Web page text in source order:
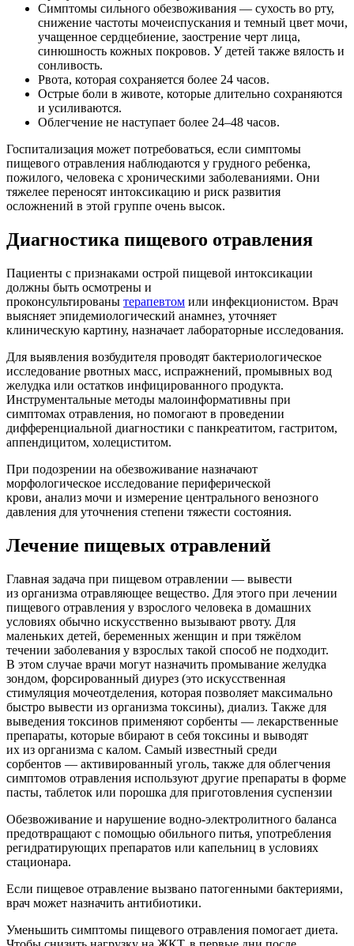
Симптомы сильного обезвоживания — сухость во рту,
снижение частоты мочеиспускания и темный цвет мочи,
учащенное сердцебиение, заострение черт лица,
синюшность кожных покровов. У детей также вялость и
сонливость.
Рвота, которая сохраняется более 24 часов.
Острые боли в животе, которые длительно сохраняются
и усиливаются.
Облегчение не наступает более 24–48 часов.
Госпитализация может потребоваться, если симптомы
пищевого отравления наблюдаются у грудного ребенка,
пожилого, человека с хроническими заболеваниями. Они
тяжелее переносят интоксикацию и риск развития
осложнений в этой группе очень высок.
Диагностика пищевого отравления
Пациенты с признаками острой пищевой интоксикации
должны быть осмотрены и
проконсультированы терапевтом или инфекционистом. Врач
выясняет эпидемиологический анамнез, уточняет
клиническую картину, назначает лабораторные исследования.
Для выявления возбудителя проводят бактериологическое
исследование рвотных масс, испражнений, промывных вод
желудка или остатков инфицированного продукта.
Инструментальные методы малоинформативны при
симптомах отравления, но помогают в проведении
дифференциальной диагностики с панкреатитом, гастритом,
аппендицитом, холециститом.
При подозрении на обезвоживание назначают
морфологическое исследование периферической
крови, анализ мочи и измерение центрального венозного
давления для уточнения степени тяжести состояния.
Лечение пищевых отравлений
Главная задача при пищевом отравлении — вывести
из организма отравляющее вещество. Для этого при лечении
пищевого отравления у взрослого человека в домашних
условиях обычно искусственно вызывают рвоту. Для
маленьких детей, беременных женщин и при тяжёлом
течении заболевания у взрослых такой способ не подходит.
В этом случае врачи могут назначить промывание желудка
зондом, форсированный диурез (это искусственная
стимуляция мочеотделения, которая позволяет максимально
быстро вывести из организма токсины), диализ. Также для
выведения токсинов применяют сорбенты — лекарственные
препараты, которые вбирают в себя токсины и выводят
их из организма с калом. Самый известный среди
сорбентов — активированный уголь, также для облегчения
симптомов отравления используют другие препараты в форме
пасты, таблеток или порошка для приготовления суспензии
Обезвоживание и нарушение водно-электролитного баланса
предотвращают с помощью обильного питья, употребления
регидратирующих препаратов или капельниц в условиях
стационара.
Если пищевое отравление вызвано патогенными бактериями,
врач может назначить антибиотики.
Уменьшить симптомы пищевого отравления помогает диета.